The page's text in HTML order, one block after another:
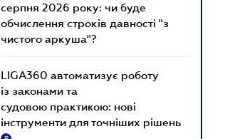
серпня 2026 року: чи буде
обчислення строків давності "з
чистого аркуша"?
LIGA360 автоматизує роботу
із законами та
судовою практикою: нові
інструменти для точніших рішень